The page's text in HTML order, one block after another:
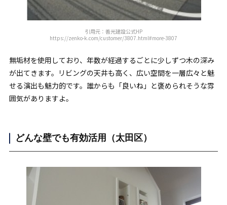
引用元：善光建設公式HP
https://zenko-k.com/customer/3807.html#more-3807
無垢材を使用しており、年数が経過するごとに少しずつ木の深み
が出てきます。リビングの天井も高く、広い空間を一層広々と魅
せる演出も魅力的です。誰からも「良いね」と褒められそうな雰
囲気がありますよ。
どんな壁でも有効活用（太田区）